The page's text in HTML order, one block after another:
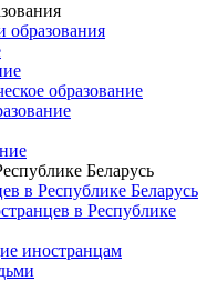
образования
образование
Беларусь
в Республике Беларусь
в Республике
иностранцам